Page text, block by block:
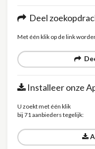
Deel
Met één klik op de link
Installeer onze
U zoekt met één klik
bij 71 aanbieders tegelijk: